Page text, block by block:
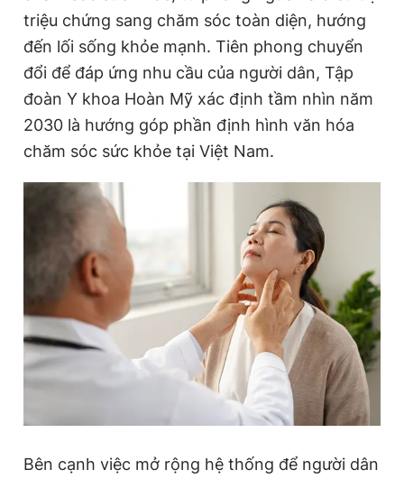
triệu chứng sang chăm sóc toàn diện, hướng
đến lối sống khỏe mạnh. Tiên phong chuyển
đổi để đáp ứng nhu cầu của người dân, Tập
đoàn Y khoa Hoàn Mỹ xác định tầm nhìn năm
2030 là hướng góp phần định hình văn hóa
chăm sóc sức khỏe tại Việt Nam.
Bên cạnh việc mở rộng hệ thống để người dân